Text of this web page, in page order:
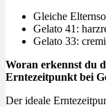
Gleiche
Gelato 41:
Gelato 33:
Woran erkennst du
Erntezeitpunkt bei
Der ideale